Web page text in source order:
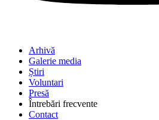
Arhivă
Galerie media
Știri
Voluntari
Presă
Întrebări frecvente
Contact